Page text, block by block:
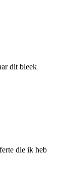
dit bleek
die ik heb